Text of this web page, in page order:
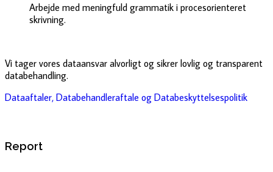
Arbejde med meningfuld grammatik i procesorienteret
skrivning.
Vi tager vores dataansvar alvorligt og sikrer lovlig og transparent
databehandling.
Dataaftaler, Databehandleraftale og Databeskyttelsespolitik
Report